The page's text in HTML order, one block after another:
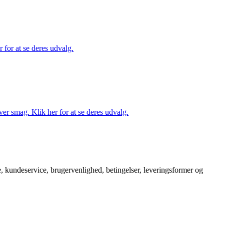
at se deres udvalg.
smag. Klik her for at se deres udvalg.
brugervenlighed, betingelser, leveringsformer og